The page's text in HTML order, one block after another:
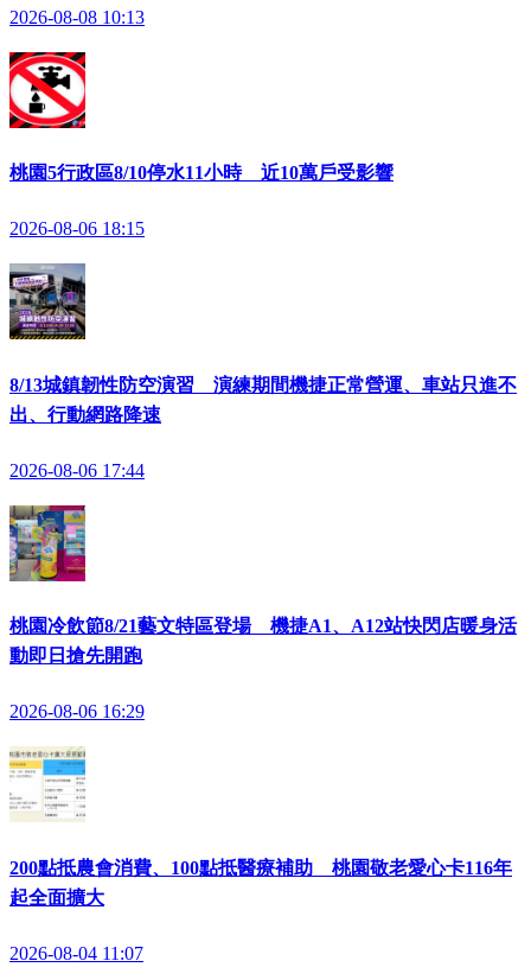
2026-08-08 10:13
桃園5行政區8/10停水11小時 近10萬戶受影響
2026-08-06 18:15
8/13城鎮韌性防空演習 演練期間機捷正常營運、車站只進不
出、行動網路降速
2026-08-06 17:44
桃園冷飲節8/21藝文特區登場 機捷A1、A12站快閃店暖身活
動即日搶先開跑
2026-08-06 16:29
200點抵農會消費、100點抵醫療補助 桃園敬老愛心卡116年
起全面擴大
2026-08-04 11:07